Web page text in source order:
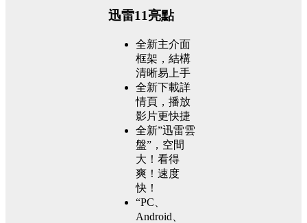
迅雷11亮點
全新主介面
框架，結構
清晰易上手
全新下載詳
情頁，播放
影片更快捷
全新”迅雷雲
盤”，空間
大！看得
爽！速度
快！
“PC、
Android、